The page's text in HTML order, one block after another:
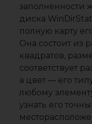
заполненности
диска
полную карту
Она состоит из
квадратов,
соответствует
а цвет — его
любому
узнать его